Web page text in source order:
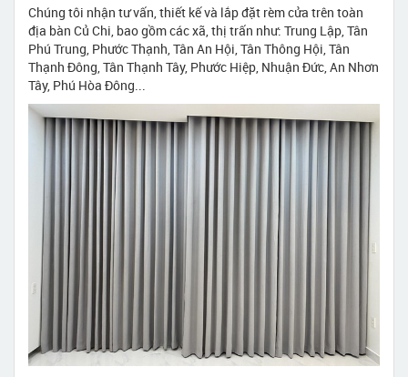
Chúng tôi nhận tư vấn, thiết kế và lắp đặt rèm cửa trên toàn
địa bàn Củ Chi, bao gồm các xã, thị trấn như: Trung Lập, Tân
Phú Trung, Phước Thạnh, Tân An Hội, Tân Thông Hội, Tân
Thạnh Đông, Tân Thạnh Tây, Phước Hiệp, Nhuận Đức, An Nhơn
Tây, Phú Hòa Đông...